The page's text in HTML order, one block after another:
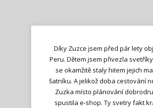
Díky Zuzce jsem před pár lety
Peru. Dětem jsem přivezla
se okamžitě staly hitem jejich
šatníku. A jelikož doba cestování
Zuzka místo plánování
spustila e-shop. Ty svetry fakt